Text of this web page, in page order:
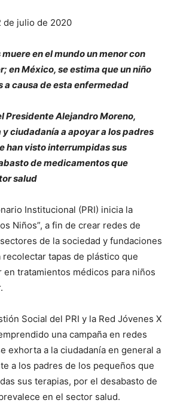
de julio de 2020
en el mundo un menor con
en México, se estima que un niño
a causa de esta enfermedad
Presidente Alejandro Moreno,
ciudadanía a apoyar a los padres
han visto interrumpidas sus
de medicamentos que
salud
Institucional (PRI) inicia la
Niños”, a fin de crear redes de
de la sociedad y fundaciones
tapas de plástico que
en tratamientos médicos para niños
Social del PRI y la Red Jóvenes X
una campaña en redes
exhorta a la ciudadanía en general a
a los padres de los pequeños que
sus terapias, por el desabasto de
en el sector salud.